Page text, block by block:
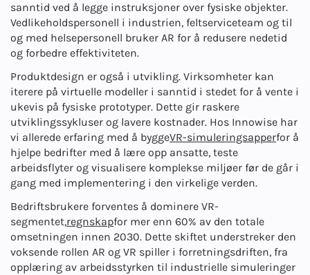
sanntid ved å legge instruksjoner over fysiske objekter.
Vedlikeholdspersonell i industrien, feltserviceteam og til
og med helsepersonell bruker AR for å redusere nedetid
og forbedre effektiviteten.
Produktdesign er også i utvikling. Virksomheter kan
iterere på virtuelle modeller i sanntid i stedet for å vente i
ukevis på fysiske prototyper. Dette gir raskere
utviklingssykluser og lavere kostnader. Hos Innowise har
vi allerede erfaring med å byggeVR-simuleringsapperfor å
hjelpe bedrifter med å lære opp ansatte, teste
arbeidsflyter og visualisere komplekse miljøer før de går i
gang med implementering i den virkelige verden.
Bedriftsbrukere forventes å dominere VR-
segmentet,regnskapfor mer enn 60% av den totale
omsetningen innen 2030. Dette skiftet understreker den
voksende rollen AR og VR spiller i forretningsdriften, fra
opplæring av arbeidsstyrken til industrielle simuleringer